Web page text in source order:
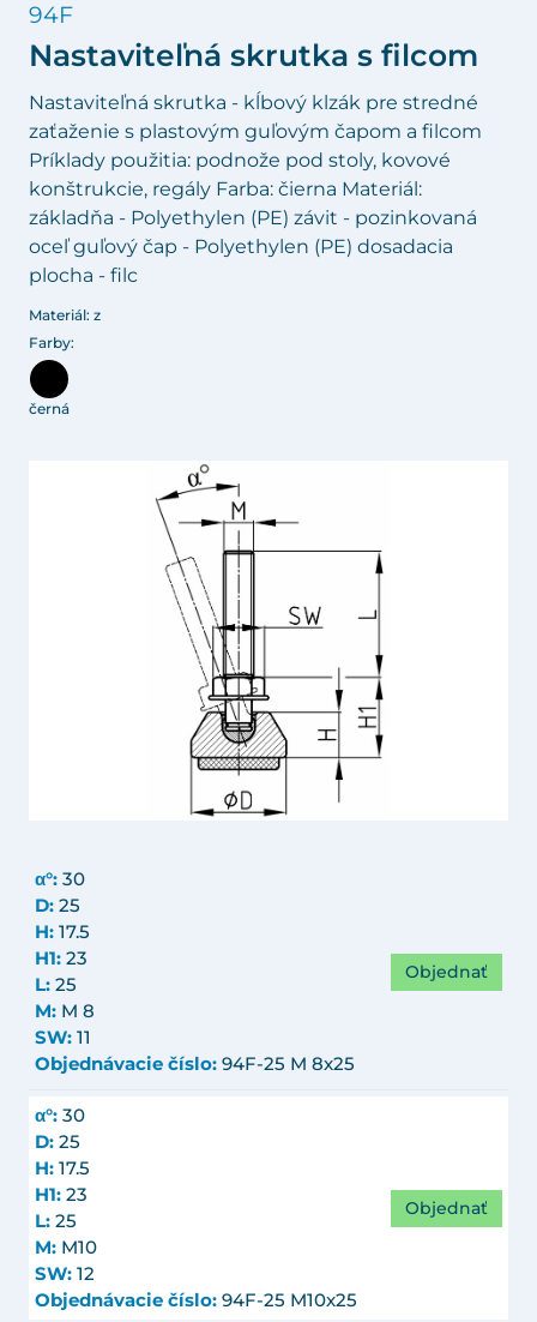
94F
Nastaviteľná skrutka s filcom
Nastaviteľná skrutka - kĺbový klzák pre stredné
zaťaženie s plastovým guľovým čapom a filcom
Príklady použitia: podnože pod stoly, kovové
konštrukcie, regály Farba: čierna Materiál:
základňa - Polyethylen (PE) závit - pozinkovaná
oceľ guľový čap - Polyethylen (PE) dosadacia
plocha - filc
Materiál: z
Farby:
černá
α°: 30
D: 25
H: 17.5
H1: 23
L: 25
M: M 8
SW: 11
Objednávacie číslo: 94F-25 M 8x25
Objednať
α°: 30
D: 25
H: 17.5
H1: 23
L: 25
M: M10
SW: 12
Objednávacie číslo: 94F-25 M10x25
Objednať